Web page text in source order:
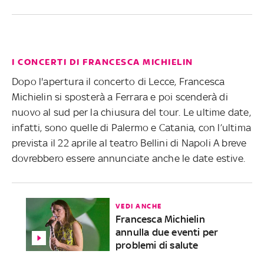
I CONCERTI DI FRANCESCA MICHIELIN
Dopo l'apertura il concerto di Lecce, Francesca
Michielin si sposterà a Ferrara e poi scenderà di
nuovo al sud per la chiusura del tour. Le ultime date,
infatti, sono quelle di Palermo e Catania, con l’ultima
prevista il 22 aprile al teatro Bellini di Napoli A breve
dovrebbero essere annunciate anche le date estive.
VEDI ANCHE
Francesca Michielin
annulla due eventi per
problemi di salute